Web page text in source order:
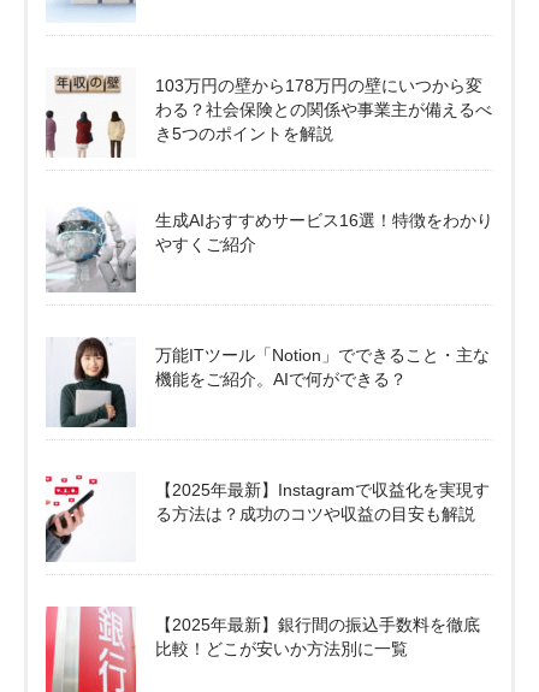
103万円の壁から178万円の壁にいつから変
わる？社会保険との関係や事業主が備えるべ
き5つのポイントを解説
生成AIおすすめサービス16選！特徴をわかり
やすくご紹介
万能ITツール「Notion」でできること・主な
機能をご紹介。AIで何ができる？
【2025年最新】Instagramで収益化を実現す
る方法は？成功のコツや収益の目安も解説
【2025年最新】銀行間の振込手数料を徹底
比較！どこが安いか方法別に一覧